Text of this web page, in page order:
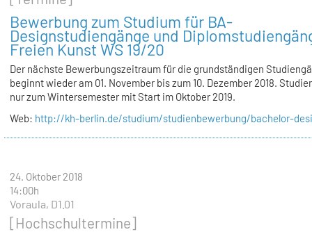
Bewerbung zum Studium für BA-
Designstudiengänge und
Freien Kunst WS 19/20
Der nächste Bewerbungszeitraum für die grundständigen
beginnt wieder am 01. November bis zum 10. Dezember 2018.
nur zum Wintersemester mit Start im Oktober 2019.
Web: http://kh-berlin.de/studium/studienbewerbung/bachelor-
24. Oktober 2018
14:00h
Voraula, D1.01
[Hochschultermine]